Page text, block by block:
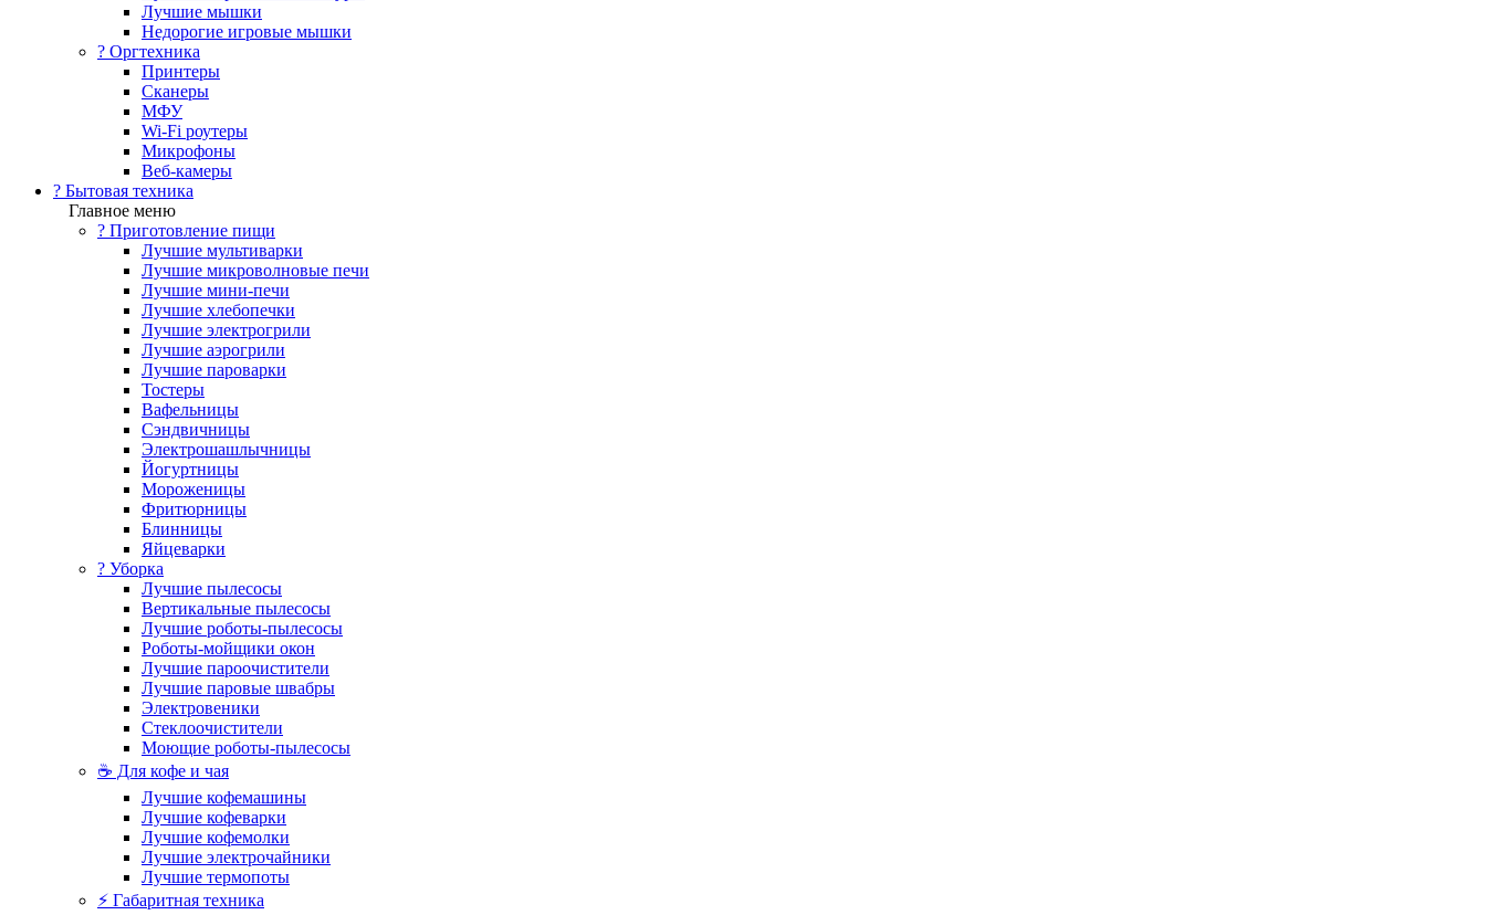
Лучшие мышки
Недорогие игровые мышки
?️ Оргтехника
Принтеры
Сканеры
МФУ
Wi-Fi роутеры
Микрофоны
Веб-камеры
? Бытовая техника
Главное меню
? Приготовление пищи
Лучшие мультиварки
Лучшие микроволновые печи
Лучшие мини-печи
Лучшие хлебопечки
Лучшие электрогрили
Лучшие аэрогрили
Лучшие пароварки
Тостеры
Вафельницы
Сэндвичницы
Электрошашлычницы
Йогуртницы
Мороженицы
Фритюрницы
Блинницы
Яйцеварки
? Уборка
Лучшие пылесосы
Вертикальные пылесосы
Лучшие роботы-пылесосы
Роботы-мойщики окон
Лучшие пароочистители
Лучшие паровые швабры
Электровеники
Стеклоочистители
Моющие роботы-пылесосы
☕ Для кофе и чая
Лучшие кофемашины
Лучшие кофеварки
Лучшие кофемолки
Лучшие электрочайники
Лучшие термопоты
⚡ Габаритная техника